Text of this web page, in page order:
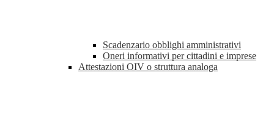
Scadenzario obblighi amministrativi
Oneri informativi per cittadini e imprese
Attestazioni OIV o struttura analoga